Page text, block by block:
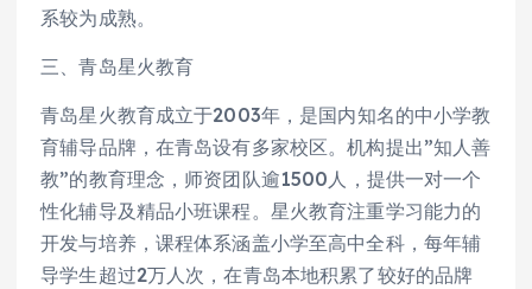
系较为成熟。
三、青岛星火教育
青岛星火教育成立于2003年，是国内知名的中小学教
育辅导品牌，在青岛设有多家校区。机构提出”知人善
教”的教育理念，师资团队逾1500人，提供一对一个
性化辅导及精品小班课程。星火教育注重学习能力的
开发与培养，课程体系涵盖小学至高中全科，每年辅
导学生超过2万人次，在青岛本地积累了较好的品牌